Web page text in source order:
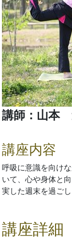
講師：山本
講座内容
呼吸に意識を向け
いて、心や身体と
実した週末を過ごし
講座詳細